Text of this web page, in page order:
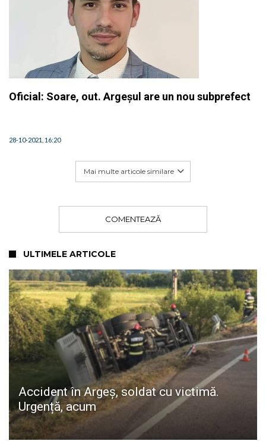
Oficial: Soare, out. Argeșul are un nou subprefect
28-10-2021, 16:20
Mai multe articole similare
COMENTEAZĂ
ULTIMELE ARTICOLE
Accident în Argeș, soldat cu victimă.
Urgență, acum